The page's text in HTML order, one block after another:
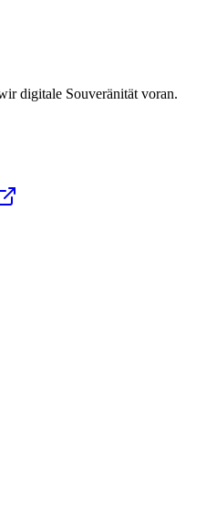
digitale Souveränität voran.